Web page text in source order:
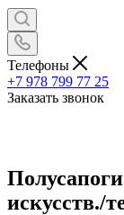
Телефоны
+7 978 799 77 25
Заказать звонок
искусств./